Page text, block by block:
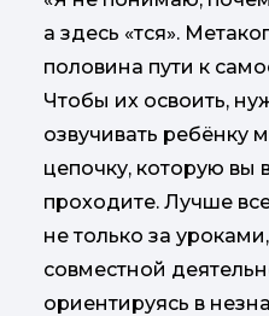
а здесь «тся».
половина пути к
Чтобы их освоить,
озвучивать ребёнку
цепочку, которую вы
проходите. Лучше
не только за
совместной
ориентируясь в